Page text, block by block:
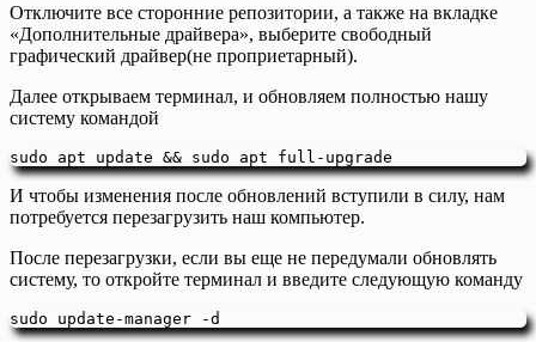
Отключите все сторонние репозитории, а также на вкладке
«Дополнительные драйвера», выберите свободный
графический драйвер(не проприетарный).
Далее открываем терминал, и обновляем полностью нашу
систему командой
sudo apt update && sudo apt full-upgrade
И чтобы изменения после обновлений вступили в силу, нам
потребуется перезагрузить наш компьютер.
После перезагрузки, если вы еще не передумали обновлять
систему, то откройте терминал и введите следующую команду
sudo update-manager -d